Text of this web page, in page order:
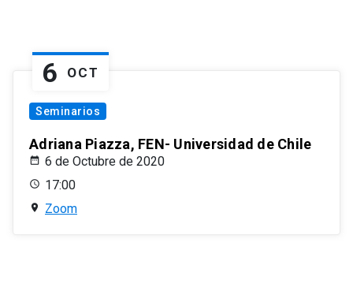
6 OCT
Seminarios
Adriana Piazza, FEN- Universidad de Chile
6 de Octubre de 2020
17:00
Zoom